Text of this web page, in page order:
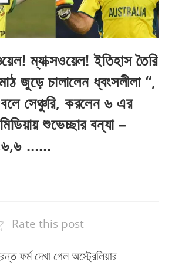
ম্যাক্সওয়েল! ইতিহাস তৈরি
জুড়ে চালালেন ধ্বংসলীলা “,
সেঞ্চুরি, করলেন ৬ এর
শুভেচ্ছার বন্যা –
……
Rate this post
ফর্ম দেখা গেল অস্ট্রেলিয়ার